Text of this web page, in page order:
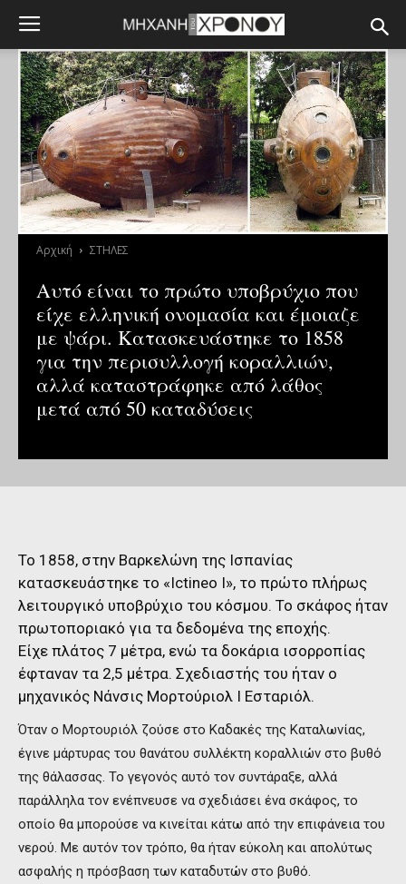
Αρχική ΣΤΗΛΕΣ
Αυτό είναι το πρώτο υποβρύχιο που
είχε ελληνική ονομασία και έμοιαζε
με ψάρι. Κατασκευάστηκε το 1858
για την περισυλλογή κοραλλιών,
αλλά καταστράφηκε από λάθος
μετά από 50 καταδύσεις
Το 1858, στην Βαρκελώνη της Ισπανίας
κατασκευάστηκε το «Ictineo Ι», το πρώτο πλήρως
λειτουργικό υποβρύχιο του κόσμου. Το σκάφος ήταν
πρωτοποριακό για τα δεδομένα της εποχής.
Είχε πλάτος 7 μέτρα, ενώ τα δοκάρια ισορροπίας
έφταναν τα 2,5 μέτρα. Σχεδιαστής του ήταν ο
μηχανικός Νάνσις Μορτούριολ Ι Εσταριόλ.
Όταν ο Μορτουριόλ ζούσε στο Καδακές της Καταλωνίας,
έγινε μάρτυρας του θανάτου συλλέκτη κοραλλιών στο βυθό
της θάλασσας. Το γεγονός αυτό τον συντάραξε, αλλά
παράλληλα τον ενέπνευσε να σχεδιάσει ένα σκάφος, το
οποίο θα μπορούσε να κινείται κάτω από την επιφάνεια του
νερού. Με αυτόν τον τρόπο, θα ήταν εύκολη και απολύτως
ασφαλής η πρόσβαση των καταδυτών στο βυθό.